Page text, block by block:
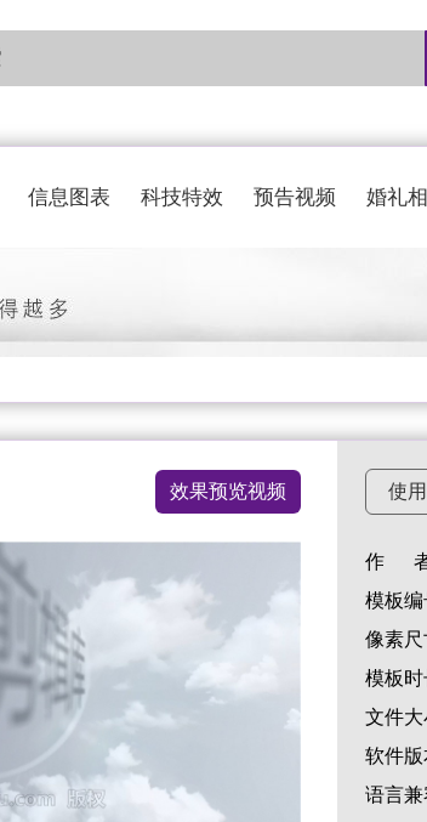
信息图表 科技特效 预告视频 婚礼
效果预览视频 使
作 者
模板编
像素尺
模板时
文件大
软件版
语言兼